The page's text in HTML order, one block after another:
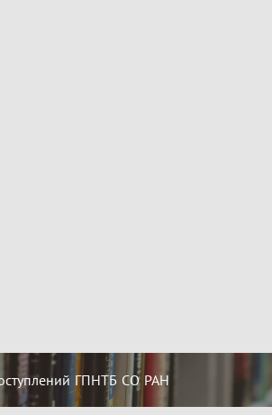
ГПНТБ СО РАН